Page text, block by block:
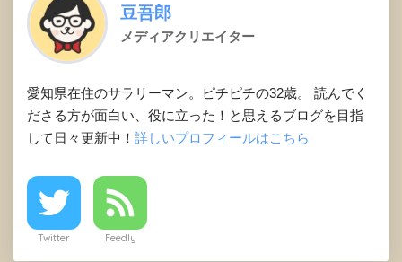
豆吾郎
メディアクリエイター
愛知県在住のサラリーマン。ピチピチの32歳。 読んでく
ださる方が面白い、役に立った！と思えるブログを目指
して日々更新中！ 詳しいプロフィールはこちら
Twitter Feedly